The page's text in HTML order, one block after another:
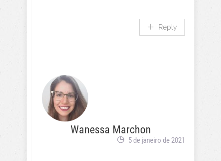
Reply
Wanessa Marchon
5 de janeiro de 2021